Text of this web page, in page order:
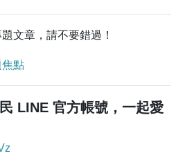
文章，請不要錯過！
焦點
LINE 官方帳號，一起愛